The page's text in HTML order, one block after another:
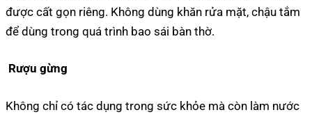
được cất gọn riêng. Không dùng khăn rửa mặt, chậu tắm
để dùng trong quá trình bao sái bàn thờ.
Rượu gừng
Không chỉ có tác dụng trong sức khỏe mà còn làm nước